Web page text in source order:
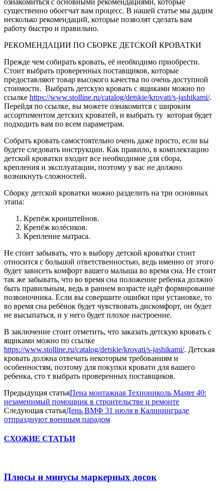
существенно обоегчат вам процесс. В нашей статье мы дадим
несколько рекомендаций, которые позволят сделать вам
работу быстро и правильно.
РЕКОМЕНДАЦИИ ПО СБОРКЕ ДЕТСКОЙ КРОВАТКИ
Прежде чем собирать кровать, её необходимо приобрести.
Стоит выбрать проверенных поставщиков, которые
предоставляют товар высокого качества по очень доступной
стоимости. Выбрать детскую кровать с ящиками можно по
ссылке https://www.stolline.ru/catalog/detskie/krovati/s-jashikami/.
Перейдя по ссылке, вы можете ознакомится с широким
ассортиментом детских кроватей, и выбрать ту которая будет
подходить вам по всем параметрам.
Собрать кровать самостоятельно очень даже просто, если вы
будете следовать инструкции. Как правило, в комплектацию
детской кроватки входит все необходимое для сбора,
крепления и эксплуатации, поэтому у вас не должно
возникнуть сложностей.
Сборку детской кроватки можно разделить на три основных
этапа:
Крепёж кронштейнов.
Крепёж колёсиков.
Крепление матраса.
Не стоит забывать, что к выбору детской кроватки стоит
относится с большой ответственностью, ведь именно от этого
будет зависеть комфорт вашего малыша во время сна. Не стоит
так же забывать, что во время сна положение ребенка должно
быть правильным, ведь в раннем возрасте идёт формирование
позвоночника. Если вы совершите ошибки при установке, то
во время сна ребёнок будет чувствовать дискомфорт, он будет
не высыпаться, и у него будет плохое настроение.
В заключение стоит отметить, что заказать детскую кровать с
ящиками можно по ссылке
https://www.stolline.ru/catalog/detskie/krovati/s-jashikami/. Детская
кровать должна отвечать некоторым требованиям и
особенностям, поэтому для покупки кровати для вашего
ребенка, сто т выбрать проверенных поставщиков.
Предыдущая статьяПена монтажная Технониколь Master 40:
незаменимый помощник в строительстве и ремонте
Следующая статьяДень ВМФ 31 июля в Калининграде
отпразднуют военным парадом
СХОЖИЕ СТАТЬИ
Плюсы и минусы маркерных досок